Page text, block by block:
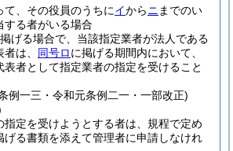
て、その役員のうちにイからニ までのい
する者がいる場合
げる場合で、当該指定業者が法人である
は、 同号ロに掲げる期間内において、
表者として指定業者の指定を受けること
例一三・令和元条例二一・一部改正)
指定を受けようとする者は、規程で定め
げる書類を添えて管理者に申請しなけれ